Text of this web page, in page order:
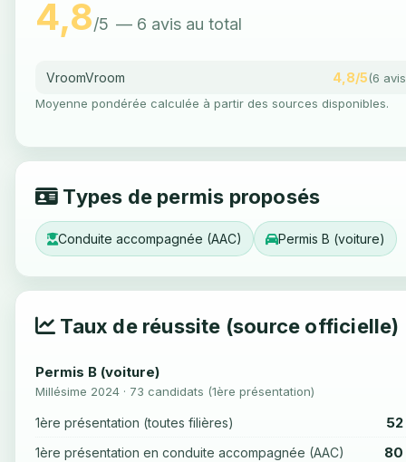
4,8/5 — 6 avis au total
VroomVroom 4,8/5(6
Moyenne pondérée calculée à partir des sources disponibles.
Types de permis proposés
Conduite accompagnée (AAC) Permis B (voiture)
Taux de réussite (source officielle)
Permis B (voiture)
Millésime 2024 · 73 candidats (1ère présentation)
1ère présentation (toutes filières)
1ère présentation en conduite accompagnée (AAC) 80